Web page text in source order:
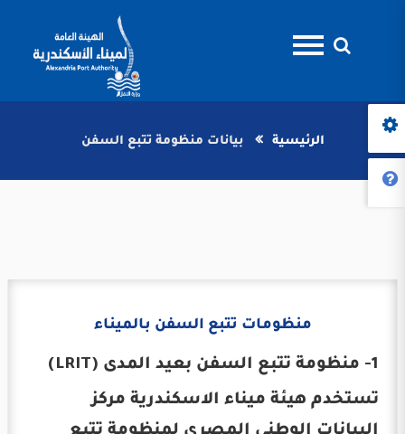
الرئيسية بيانات منظومة تتبع السفن
منظومات تتبع السفن بالميناء
1- منظومة تتبع السفن بعيد المدى (LRIT)
تستخدم هيئة ميناء الاسكندرية مركز